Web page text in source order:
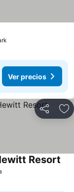
Ver precios
Compartir
Resort